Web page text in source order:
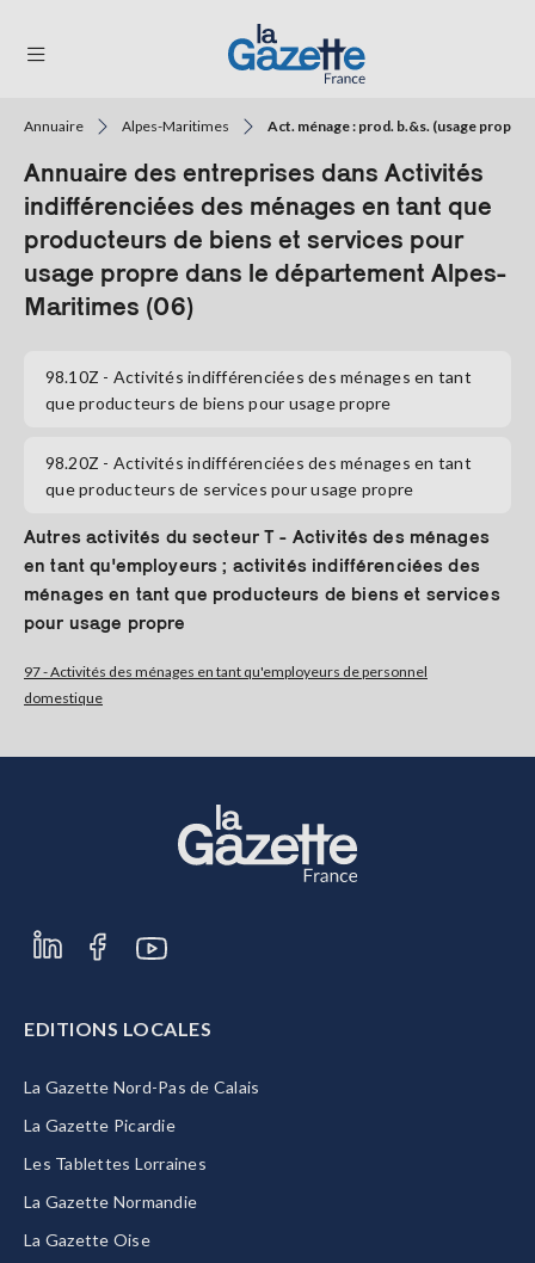
RÉGIONS
FORMATS
TENDANCES
LA
GAZETTE
Se
S'abonner
Annuaire Alpes-Maritimes Act. ménage : prod. b.&s. (usage propre)
Annuaire des entreprises dans Activités
indifférenciées des ménages en tant que
producteurs de biens et services pour
usage propre dans le département Alpes-
Maritimes (06)
98.10Z - Activités indifférenciées des ménages en tant
que producteurs de biens pour usage propre
98.20Z - Activités indifférenciées des ménages en tant
que producteurs de services pour usage propre
Autres activités du secteur T - Activités des ménages
en tant qu'employeurs ; activités indifférenciées des
ménages en tant que producteurs de biens et services
pour usage propre
97 - Activités des ménages en tant qu'employeurs de personnel
domestique
EDITIONS LOCALES
La Gazette Nord-Pas de Calais
La Gazette Picardie
Les Tablettes Lorraines
La Gazette Normandie
La Gazette Oise